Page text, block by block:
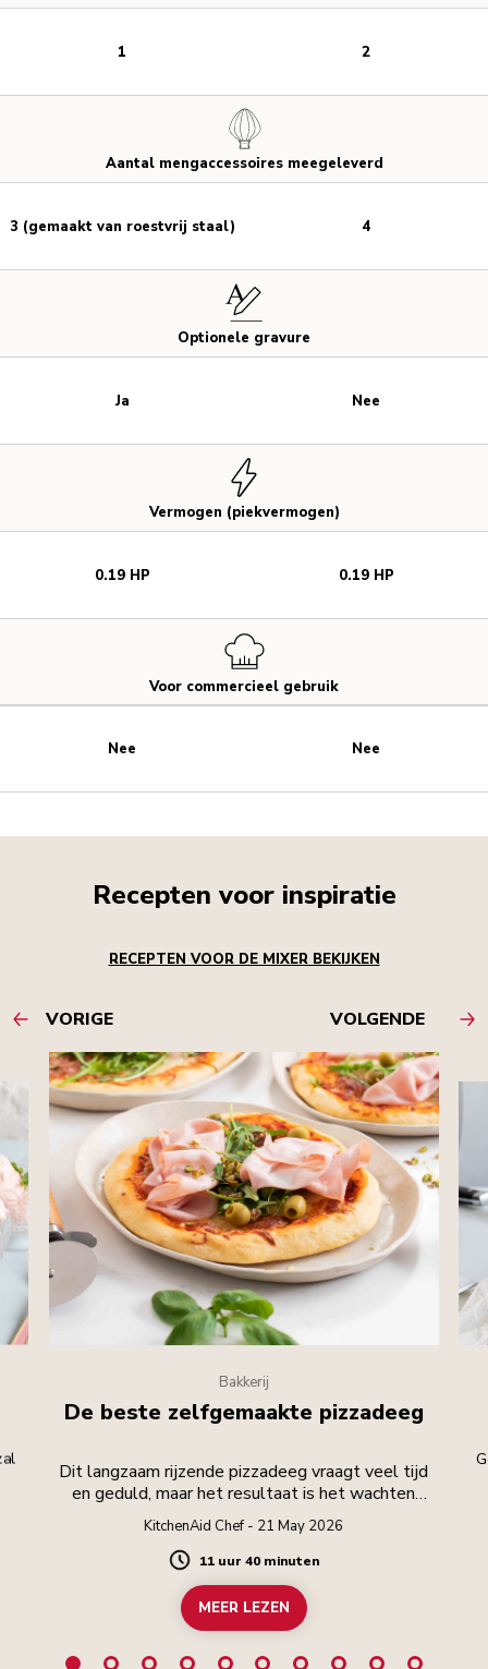
Aantal mengaccessoires meegeleverd
Optionele gravure
Vermogen (piekvermogen)
Voor commercieel gebruik
1
3 (gemaakt van roestvrij staal)
Ja
0.19 HP
Nee
2
4
Nee
0.19 HP
Nee
Recepten voor inspiratie
RECEPTEN VOOR DE MIXER BEKIJKEN
VORIGE VOLGENDE
Bakkerij
De beste zelfgemaakte pizzadeeg
Dit langzaam rijzende pizzadeeg vraagt veel tijd
en geduld, maar het resultaat is het wachten
waard.
KitchenAid Chef - 21 May 2026
Duration
11 uur 40 minuten
MEER LEZEN